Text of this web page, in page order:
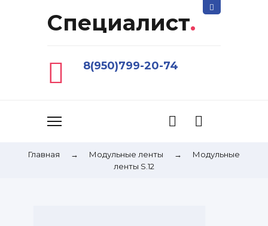
Специалист.
8(950)799-20-74
Главная → Модульные ленты →
Модульные
ленты S.12